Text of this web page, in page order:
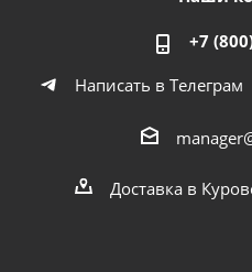
+7
Написать в Телеграм
Доставка в